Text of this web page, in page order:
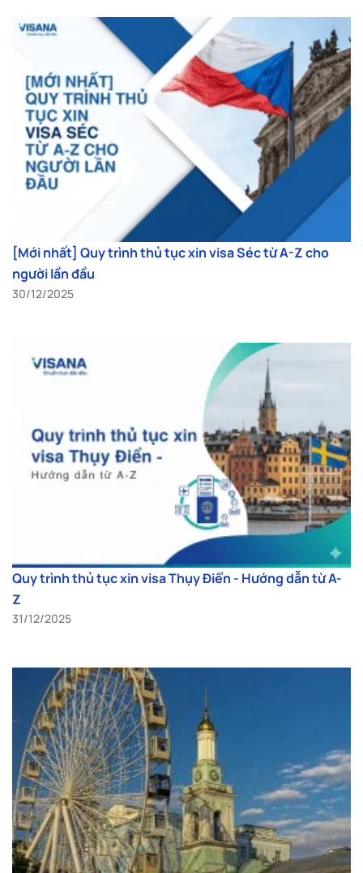
[Mới nhất] Quy trình thủ tục xin visa Séc từ A-Z cho
người lần đầu
30/12/2025
Quy trình thủ tục xin visa Thụy Điển - Hướng dẫn từ A-
Z
31/12/2025